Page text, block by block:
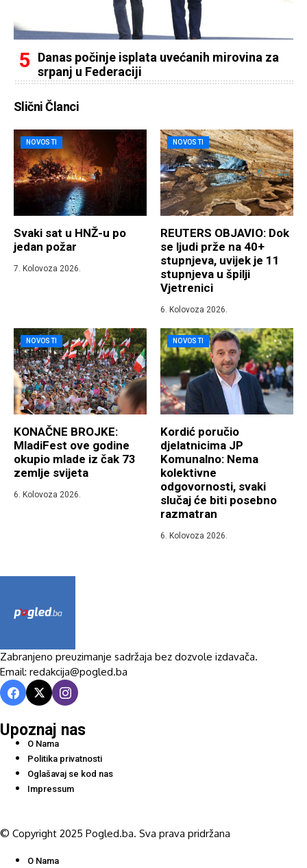
Danas počinje isplata uvećanih mirovina za
srpanj u Federaciji
Slični Članci
NOVOSTI
Svaki sat u HNŽ-u po
jedan požar
7. Kolovoza 2026.
NOVOSTI
REUTERS OBJAVIO: Dok
se ljudi prže na 40+
stupnjeva, uvijek je 11
stupnjeva u špilji
Vjetrenici
6. Kolovoza 2026.
NOVOSTI
KONAČNE BROJKE:
MladiFest ove godine
okupio mlade iz čak 73
zemlje svijeta
6. Kolovoza 2026.
NOVOSTI
Kordić poručio
djelatnicima JP
Komunalno: Nema
kolektivne
odgovornosti, svaki
slučaj će biti posebno
razmatran
6. Kolovoza 2026.
Zabranjeno preuzimanje sadržaja bez dozvole izdavača.
Email: redakcija@pogled.ba
Upoznaj nas
O Nama
Politika privatnosti
Oglašavaj se kod nas
Impressum
© Copyright 2025 Pogled.ba. Sva prava pridržana
O Nama